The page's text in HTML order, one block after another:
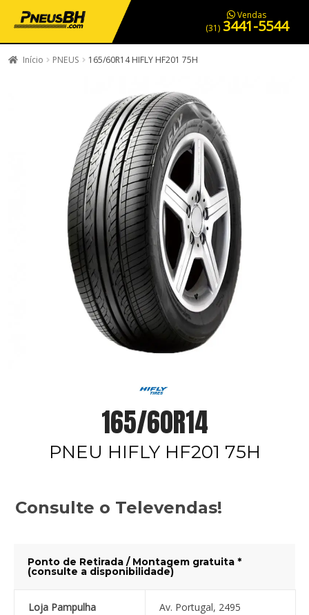
PNEUS EM OFERTA SERVIÇOS AUTOMOTIVOS NOSSA LOJA
Vendas
(31) 3441-5544
Início PNEUS 165/60R14 HIFLY HF201 75H
165/60R14
PNEU HIFLY HF201 75H
Consulte o Televendas!
Ponto de Retirada / Montagem gratuita *
(consulte a disponibilidade)
Loja Pampulha Av. Portugal, 2495